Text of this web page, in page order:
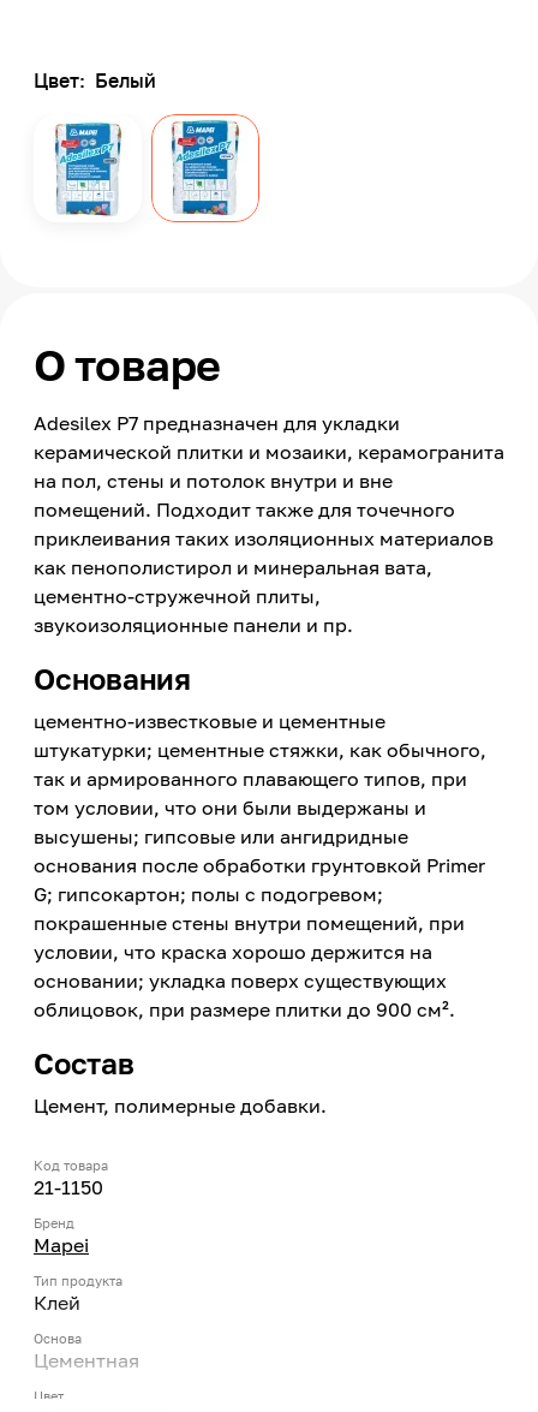
Цвет: Белый
О товаре
Adesilex P7 предназначен для укладки
керамической плитки и мозаики, керамогранита
на пол, стены и потолок внутри и вне
помещений. Подходит также для точечного
приклеивания таких изоляционных материалов
как пенополистирол и минеральная вата,
цементно-стружечной плиты,
звукоизоляционные панели и пр.
Основания
цементно-известковые и цементные
штукатурки; цементные стяжки, как обычного,
так и армированного плавающего типов, при
том условии, что они были выдержаны и
высушены; гипсовые или ангидридные
основания после обработки грунтовкой Primer
G; гипсокартон; полы с подогревом;
покрашенные стены внутри помещений, при
условии, что краска хорошо держится на
основании; укладка поверх существующих
облицовок, при размере плитки до 900 см².
Состав
Цемент, полимерные добавки.
Код товара
21-1150
Бренд
Mapei
Тип продукта
Клей
Основа
Цементная
Цвет